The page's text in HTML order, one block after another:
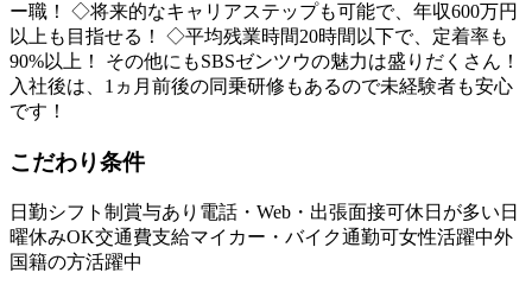
ー職！ ◇将来的なキャリアステップも可能で、年収600万円
以上も目指せる！ ◇平均残業時間20時間以下で、定着率も
90%以上！ その他にもSBSゼンツウの魅力は盛りだくさん！
入社後は、1ヵ月前後の同乗研修もあるので未経験者も安心
です！
こだわり条件
日勤シフト制 賞与あり 電話・Web・出張面接可休日が多い 日
曜休みOK交通費支給マイカー・バイク通勤可女性活躍中外
国籍の方活躍中